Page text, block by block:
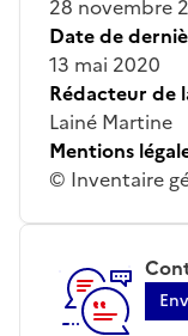
28 novembre
Date de
13 mai 2020
Rédacteur de
Lainé Martine
Mentions
© Inventaire